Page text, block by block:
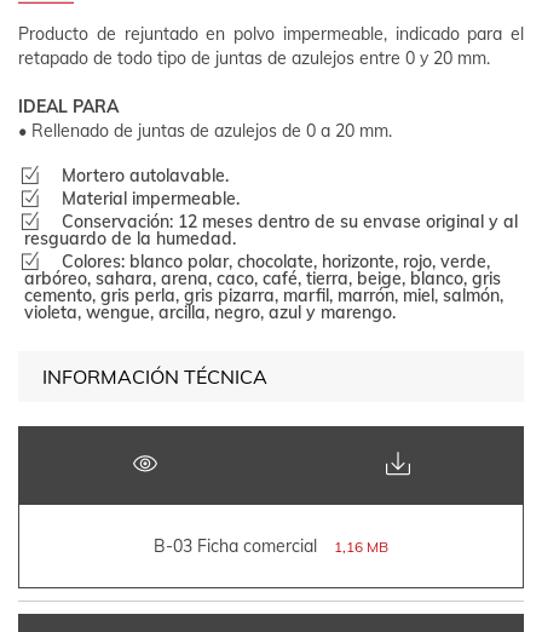
Producto de rejuntado en polvo impermeable, indicado para el
retapado de todo tipo de juntas de azulejos entre 0 y 20 mm.
IDEAL PARA
• Rellenado de juntas de azulejos de 0 a 20 mm.
Mortero autolavable.
Material impermeable.
Conservación: 12 meses dentro de su envase original y al
resguardo de la humedad.
Colores: blanco polar, chocolate, horizonte, rojo, verde,
arbóreo, sahara, arena, caco, café, tierra, beige, blanco, gris
cemento, gris perla, gris pizarra, marfil, marrón, miel, salmón,
violeta, wengue, arcilla, negro, azul y marengo.
INFORMACIÓN TÉCNICA
B-03 Ficha comercial 1,16 MB